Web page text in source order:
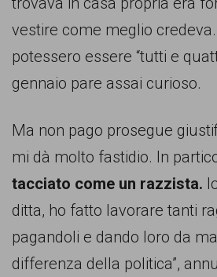
vestire come meglio
potessero essere “tutti e
gennaio pare assai curioso.
Ma non pago prosegue
mi dà molto fastidio. In
tacciato come un razzista.
ditta, ho fatto lavorare tanti
pagandoli e dando loro da
differenza della politica”,